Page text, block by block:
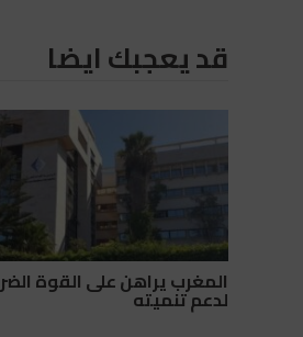
قد يعجبك ايضا
المغرب يراهن على القوة
لدعم تنميته